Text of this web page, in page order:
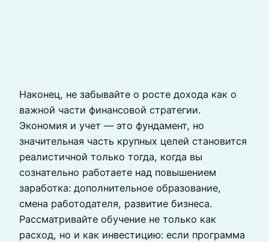
Наконец, не забывайте о росте дохода как о
важной части финансовой стратегии.
Экономия и учет — это фундамент, но
значительная часть крупных целей становится
реалистичной только тогда, когда вы
сознательно работаете над повышением
заработка: дополнительное образование,
смена работодателя, развитие бизнеса.
Рассматривайте обучение не только как
расход, но и как инвестицию: если программа